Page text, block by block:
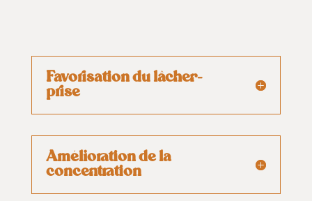
Favorisation du lâcher-
prise
Amélioration de la
concentration